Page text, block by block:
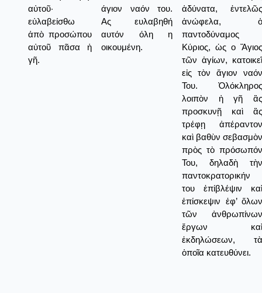
αὐτοῦ·
εὐλαβείσθω
ἀπὸ προσώπου
αὐτοῦ πᾶσα ἡ
γῆ.
άγιον ναόν του.
Ας ευλαβηθή
αυτόν όλη η
οικουμένη.
ἀδύνατα, ἐντελῶς
ἀνώφελα, ὁ
παντοδύναμος
Κύριος, ὡς ο Ἅγιος
τῶν ἁγίων, κατοικεῖ
εἰς τὸν ἅγιον ναόν
Του. Ὁλόκληρος
λοιπὸν ἡ γῆ ἂς
προσκυνῇ καὶ ἂς
τρέφῃ ἀπέραντον
καὶ βαθὺν σεβασμὸν
πρὸς τὸ πρόσωπόν
Του, δηλαδὴ τὴν
παντοκρατορικήν
του ἐπίβλέψιν καὶ
ἐπίσκεψιν ἐφ’ ὅλων
τῶν ἀνθρωπίνων
ἔργων καὶ
ἐκδηλώσεων, τὰ
ὁποῖα κατευθύνει.